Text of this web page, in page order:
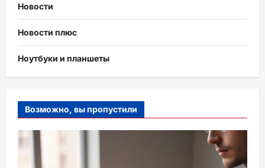
Новости
Новости плюс
Ноутбуки и планшеты
Возможно, вы пропустили